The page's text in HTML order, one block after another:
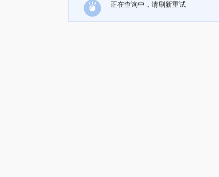
正在查询中，请刷新重试